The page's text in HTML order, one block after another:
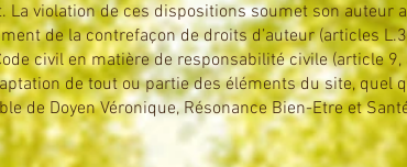
violation de ces dispositions soumet son auteur
de la contrefaçon de droits d’auteur (articles
civil en matière de responsabilité civile (article
de tout ou partie des éléments du site, quel
de Doyen Véronique, Résonance Bien-Etre et